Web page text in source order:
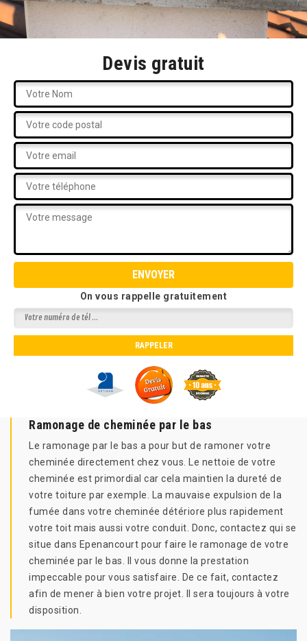
Devis gratuit
On vous rappelle gratuitement
Ramonage de cheminée par le bas
Le ramonage par le bas a pour but de ramoner votre
cheminée directement chez vous. Le nettoie de votre
cheminée est primordial car cela maintien la dureté de
votre toiture par exemple. La mauvaise expulsion de la
fumée dans votre cheminée détériore plus rapidement
votre toit mais aussi votre conduit. Donc, contactez qui se
situe dans Epenancourt pour faire le ramonage de votre
cheminée par le bas. Il vous donne la prestation
impeccable pour vous satisfaire. De ce fait, contactez
afin de mener à bien votre projet. Il sera toujours à votre
disposition.